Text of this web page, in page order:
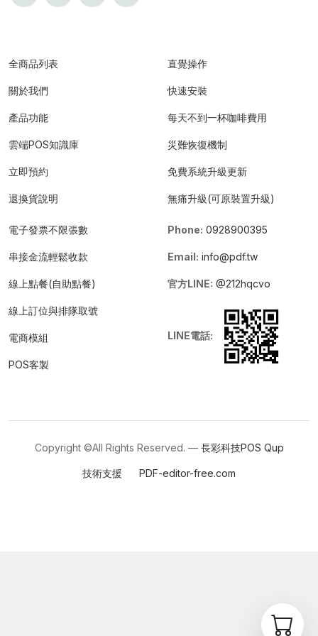
全商品列表
關於我們
產品功能
雲端POS知識庫
立即預約
退換貨說明
直覺操作
快速安裝
每天不到一杯咖啡費用
災難恢復機制
免費系統升級更新
無痛升級(可原裝置升級)
電子發票不限張數
串接金流輕鬆收款
線上點餐(自助點餐)
線上訂位與排隊取號
電商模組
POS客製
Phone: 0928900395
Email: info@pdf.tw
官方LINE: @212hqcvo
LINE電話:
Copyright ©All Rights Reserved. — 長彩科技POS Qup
技術支援 PDF-editor-free.com